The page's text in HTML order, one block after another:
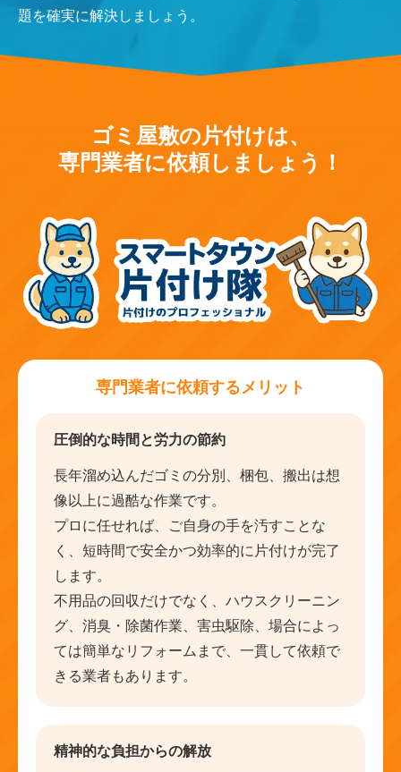
題を確実に解決しましょう。
ゴミ屋敷の片付けは、
専門業者に依頼しましょう！
専門業者に依頼するメリット
圧倒的な時間と労力の節約
長年溜め込んだゴミの分別、梱包、搬出は想
像以上に過酷な作業です。
プロに任せれば、ご自身の手を汚すことな
く、短時間で安全かつ効率的に片付けが完了
します。
不用品の回収だけでなく、ハウスクリーニン
グ、消臭・除菌作業、害虫駆除、場合によっ
ては簡単なリフォームまで、一貫して依頼で
きる業者もあります。
精神的な負担からの解放